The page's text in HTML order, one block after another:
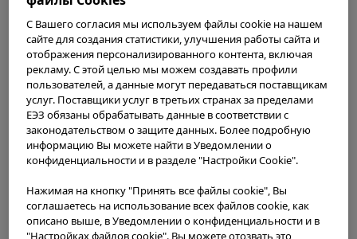
Повышаем уровень заботы о
пациентах. Вместе.
Olympus Continuum - это комплексная платформа
образовательных программ и тренингов,
призванных помочь вам расширить свои
клинические знания и усовершенствовать
процедурные навыки, чтобы вы могли работать с
максимальной отдачей и обеспечивать
высочайший уровень заботы и безопасности
Данный веб-сайт предназначен только для специалистов
здравоохранения. Вы не имеете права получать доступ,
использовать или загружать какие-либо материалы с
этого сайта, если вы не являетесь специалистом в
области здравоохранения.
Этот сайт использует файлыcookie, чтобы предложить
вам лучший опыт просмотра. Cookies позволяют
адаптировать веб-сайты к вашим интересам и
предпочтениям. Более подробную информацию вы
конфиденциальности. Вы можете получить текущие
настройки cookies для этого сайта здесь и изменить их в
любое время по ссылке cookies в нижнем колонтитуле.
С Вашего согласия мы используем файлы cookie на нашем
сайте для создания статистики, улучшения работы сайта и
отображения персонализированного контента, включая
рекламу. С этой целью мы можем создавать профили
пользователей, а данные могут передаваться поставщикам
услуг. Поставщики услуг в третьих странах за пределами
ЕЭЗ обязаны обрабатывать данные в соответствии с
законодательством о защите данных. Более подробную
информацию Вы можете найти в Уведомлении о
конфиденциальности и в разделе "Настройки Cookie".
Нажимая на кнопку "Принять все файлы cookie", Вы
соглашаетесь на использование всех файлов cookie, как
описано выше, в Уведомлении о конфиденциальности и в
"Настройках файлов cookie". Вы можете отозвать это